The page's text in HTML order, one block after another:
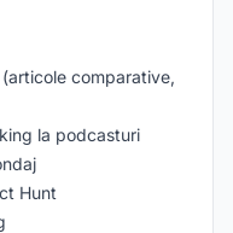
comparative,
la podcasturi
Hunt